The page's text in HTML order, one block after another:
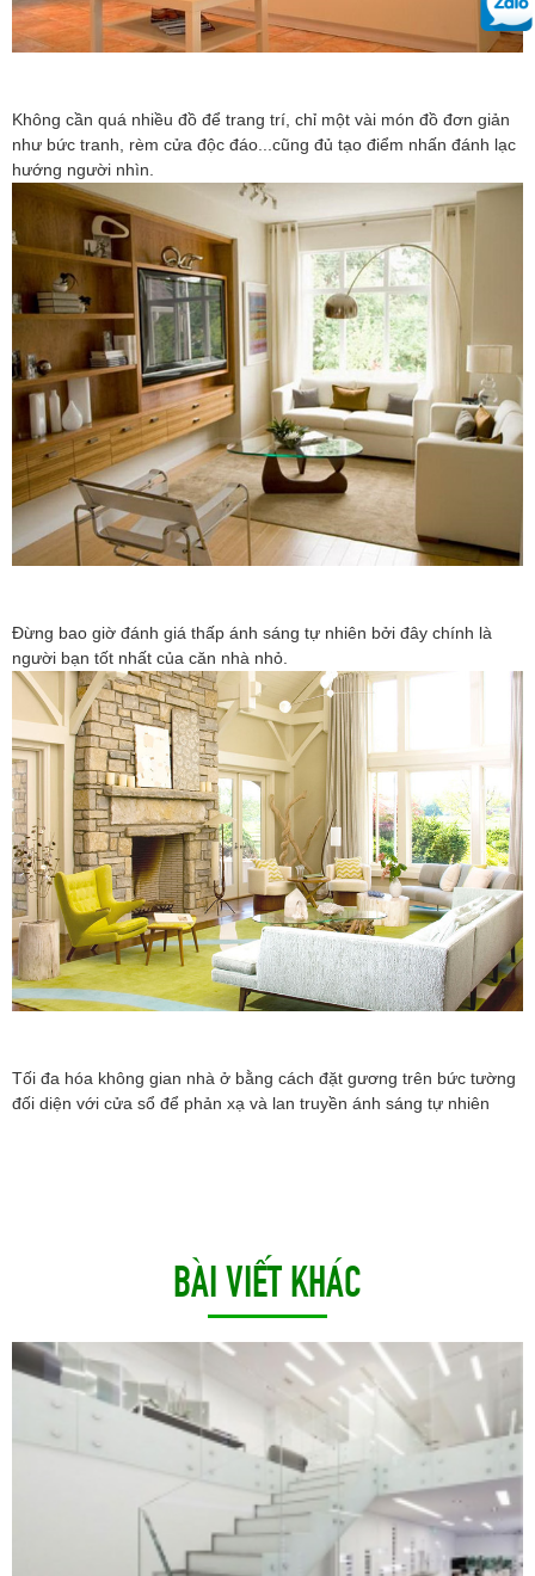
Không cần quá nhiều đồ để trang trí, chỉ một vài món đồ đơn giản
như bức tranh, rèm cửa độc đáo...cũng đủ tạo điểm nhấn đánh lạc
hướng người nhìn.
Đừng bao giờ đánh giá thấp ánh sáng tự nhiên bởi đây chính là
người bạn tốt nhất của căn nhà nhỏ.
Tối đa hóa không gian nhà ở bằng cách đặt gương trên bức tường
đối diện với cửa sổ để phản xạ và lan truyền ánh sáng tự nhiên
BÀI VIẾT KHÁC